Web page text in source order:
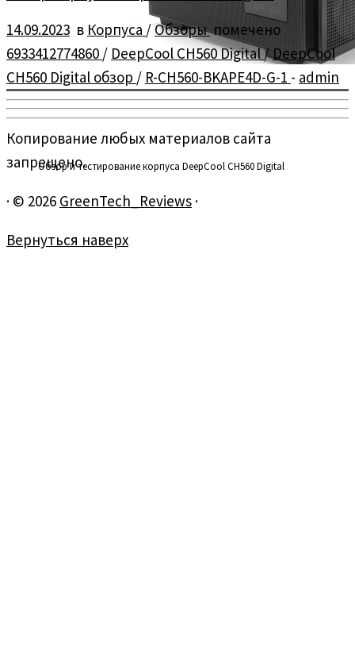
Обзор и тестирование корпуса DeepCool CH560 Digital
14.09.2023 в Корпуса / Обзорыпомечено
6933412774860 / DeepCool CH560 Digital/DeepCool
CH560 Digital обзор / R-CH560-BKAPE4D-G-1 - admin
Копирование любых материалов сайта
запрещено.
· © 2026 GreenTech_Reviews ·
Вернуться наверх